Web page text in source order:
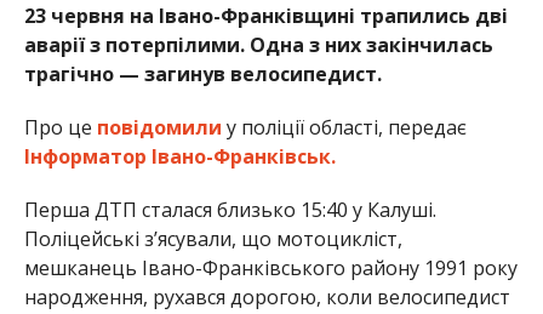
23 червня на Івано-Франківщині трапились дві
аварії з потерпілими. Одна з них закінчилась
трагічно — загинув велосипедист.
Про це повідомили у поліції області, передає
Інформатор Івано-Франківськ.
Перша ДТП сталася близько 15:40 у Калуші.
Поліцейські з’ясували, що мотоцикліст,
мешканець Івано-Франківського району 1991 року
народження, рухався дорогою, коли велосипедист